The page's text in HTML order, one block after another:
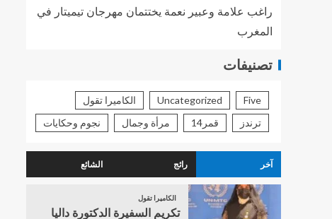
راغب علامة وعبير نعمة يختتمان مهرجان تيميتار في
المغرب
تصنيفات
Five
Uncategorized
الكاميرا تقول
ترندز
قمر14 مرأة وجمال نجوم وحكايات
آخر رائج الشائع
الكاميرا تقول
تكريم السفيرة الدكتورة داليا